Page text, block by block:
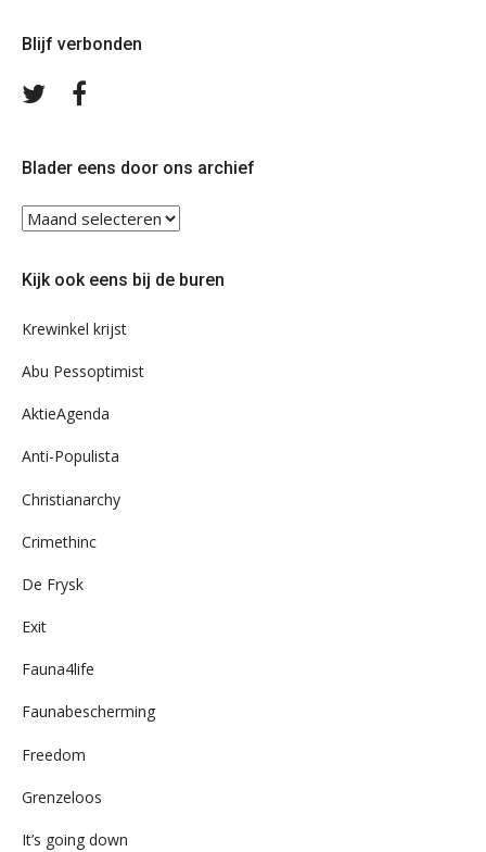
Blijf verbonden
Volg
Blader eens door ons archief
Blader
eens
ons
Kijk ook eens bij de buren
Krewinkel krijst
Abu Pessoptimist
AktieAgenda
Anti-Populista
Christianarchy
Crimethinc
De Frysk
Exit
Fauna4life
Faunabescherming
Freedom
Grenzeloos
It’s going down